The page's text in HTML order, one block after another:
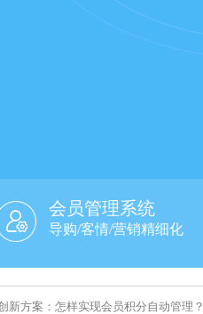
会员管理系统
导购/客情/营销精细化
新方案：怎样实现会员积分自动管理？